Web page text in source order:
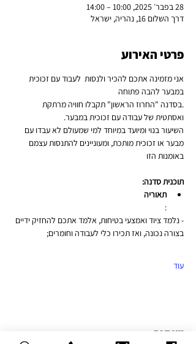
28 בפבר׳ 2025, 10:00 – 14:00
דרך השלום 16, נהריה, ישראל
פרטי האירוע
אני מזמינה אתכם להכיר ולנסות  לעבוד עם זכוכית
במבער להבה פתוחה
.בסדנה "החרוז הראשון" תקבלו חוויה מרתקת
ואסתטית של עבודה עם זכוכית במבער.
השיעור בנוי ומיועד במיוחד למי שמעולם לא עבדו עם
מבער או זכוכית מותכת, ומעוניינים להתנסות עצמם
באומנות הזו
תוכנית סדנה:
תאוריה
:
- נלמד ציוד ואמצעי בטיחות, אלמד אתכם להחזיק ידיים
בצורה נכונה, ואז תכירו כלי לעבודה וחומרים;
עוד
שיתוף